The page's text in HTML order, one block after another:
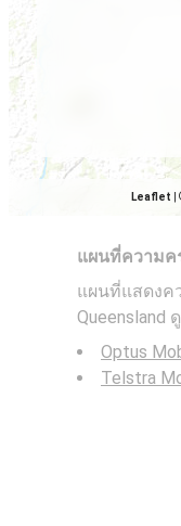
Leaflet
แผนที่ความค
แผนที่แสดงค
Optus
Telstra